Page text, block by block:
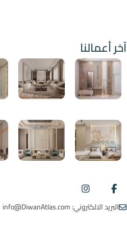
آخر أعمالنا
البريد الالكتروني: info@DiwanAtlas.com